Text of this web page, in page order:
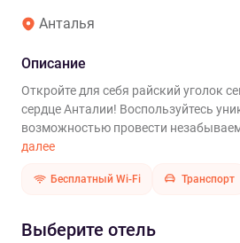
Анталья
Описание
Откройте для себя райский уголок
сердце Анталии! Воспользуйтесь
возможностью провести
далее
Бесплатный Wi-Fi Транспорт
Выберите отель